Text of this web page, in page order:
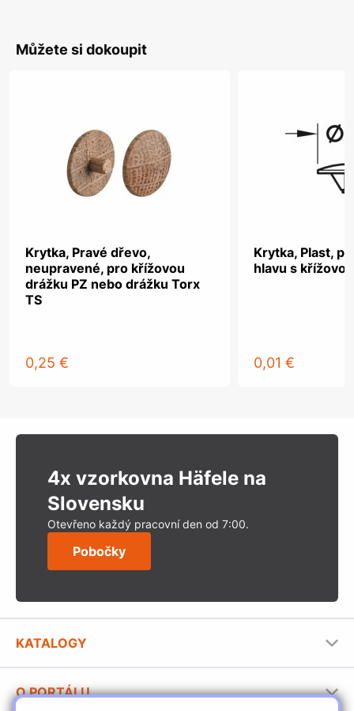
Můžete si dokoupit
Krytka, Pravé dřevo,
neupravené, pro křížovou
drážku PZ nebo drážku Torx
TS
0,25 €
Krytka, Plast,
hlavu s
0,01 €
4x vzorkovna Häfele na
Slovensku
Otevřeno každý pracovní den od 7:00.
Pobočky
KATALOGY
Stavební katalog Häfele
O PORTÁLU